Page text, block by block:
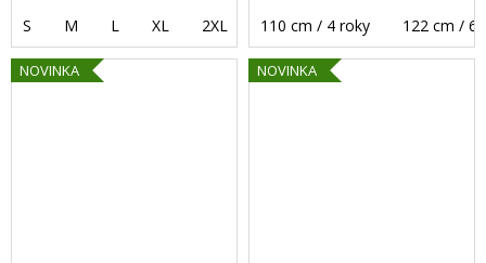
S M L XL 2XL 3XL 4XL
110 cm / 4 roky 122 cm / 6
NOVINKA NOVINKA